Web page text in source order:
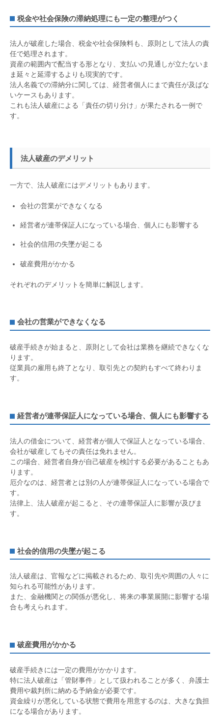
税金や社会保険の滞納処理にも一定の整理がつく
法人が破産した場合、税金や社会保険料も、原則として法人の責
任で処理されます。
資産の範囲内で配当する形となり、支払いの見通しが立たないま
ま延々と延滞するよりも現実的です。
法人名義での滞納分に関しては、経営者個人にまで責任が及ばな
いケースもあります。
これも法人破産による「責任の切り分け」が果たされる一例で
す。
法人破産のデメリット
一方で、法人破産にはデメリットもあります。
会社の営業ができなくなる
経営者が連帯保証人になっている場合、個人にも影響する
社会的信用の失墜が起こる
破産費用がかかる
それぞれのデメリットを簡単に解説します。
会社の営業ができなくなる
破産手続きが始まると、原則として会社は業務を継続できなくな
ります。
従業員の雇用も終了となり、取引先との契約もすべて終わりま
す。
経営者が連帯保証人になっている場合、個人にも影響する
法人の借金について、経営者が個人で保証人となっている場合、
会社が破産してもその責任は免れません。
この場合、経営者自身が自己破産を検討する必要があることもあ
ります。
厄介なのは、経営者とは別の人が連帯保証人になっている場合で
す。
法律上、法人破産が起こると、その連帯保証人に影響が及びま
す。
社会的信用の失墜が起こる
法人破産は、官報などに掲載されるため、取引先や周囲の人々に
知られる可能性があります。
また、金融機関との関係が悪化し、将来の事業展開に影響する場
合も考えられます。
破産費用がかかる
破産手続きには一定の費用がかかります。
特に法人破産は「管財事件」として扱われることが多く、弁護士
費用や裁判所に納める予納金が必要です。
資金繰りが悪化している状態で費用を用意するのは、大きな負担
になる場合があります。